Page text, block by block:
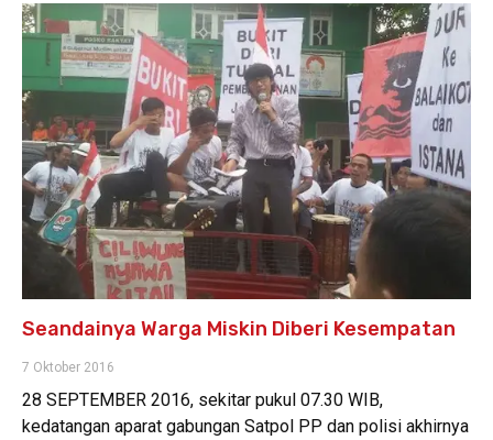
Seandainya Warga Miskin Diberi Kesempatan
7 Oktober 2016
28 SEPTEMBER 2016, sekitar pukul 07.30 WIB,
kedatangan aparat gabungan Satpol PP dan polisi akhirnya